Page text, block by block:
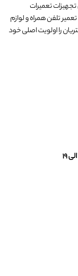
در تأمین تجهیزات تعمیرات
تلفن همراه و لوازم
را اولویت اصلی خود